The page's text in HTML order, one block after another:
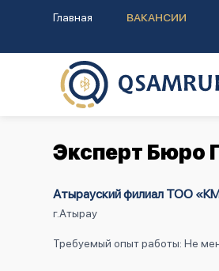
Главная ВАКАНСИИ
Эксперт Бюро
Атырауский филиал ТОО
г.Атырау
Требуемый опыт работы: Не